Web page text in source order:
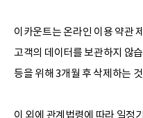
이카운트는 온라인 이용 약관
고객의 데이터를 보관하지 않
등을 위해 3개월 후 삭제하는
이 외에 관계법령에 따라 일정